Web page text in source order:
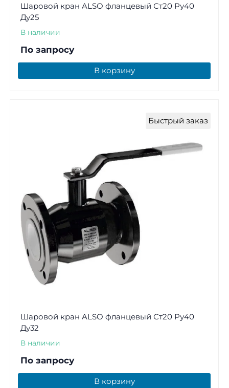
Шаровой кран ALSO фланцевый Ст20 Ру40
Ду25
В наличии
По запросу
В корзину
Быстрый заказ
Шаровой кран ALSO фланцевый Ст20 Ру40
Ду32
В наличии
По запросу
В корзину